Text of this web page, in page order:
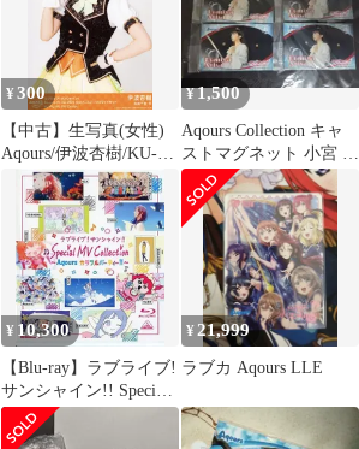
¥300
【中古】生写真(女性)
Aqours/伊波杏樹/KU-
RU-KU-RU Cruller!/ラ
ブライブ!サンシャイ
ン!! Aqours CLUB 2023
公式バースデーブロマ
イドセット 高海千歌
Ver.
¥1,500
Aqours Collection キャ
ストマグネット 小宮 有
紗 4点セット
¥ 10,300
【Blu-ray】ラブライブ!
サンシャイン!! Special
mv Collection ～Aqours
カラフルパーティー!!
¥21,999
ラブカ Aqours LLE